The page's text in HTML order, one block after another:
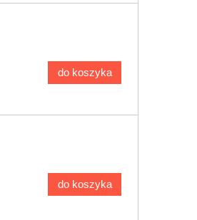
do koszyka
do koszyka